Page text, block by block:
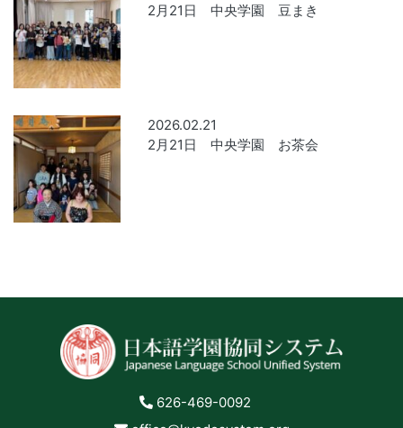
2月21日 中央学園 豆まき
2026.02.21
2月21日 中央学園 お茶会
626-469-0092